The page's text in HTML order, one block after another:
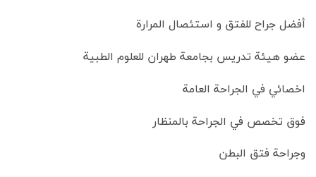
أفضل جراح للفتق و استئصال المرارة
عضو هيئة تدريس بجامعة طهران للعلوم الطبية
اخصائي في الجراحة العامة
فوق تخصص في الجراحة بالمنظار
وجراحة فتق البطن